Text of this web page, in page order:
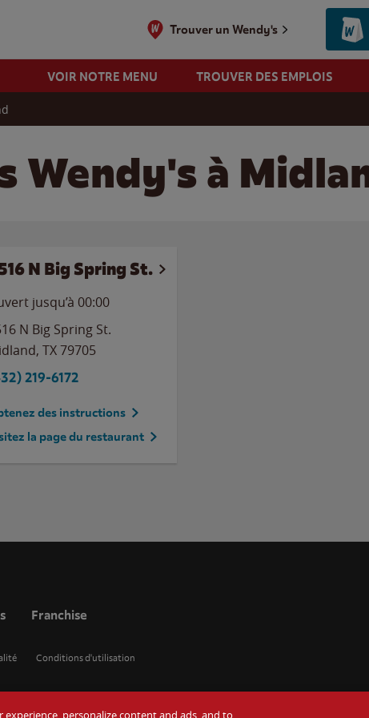
Trouver un Wendy's
VOIR NOTRE MENU TROUVER DES EMPLOIS
Wendy's à
N Big Spring St.
jusqu’à 00:00
N Big Spring St.
, TX79705
219-6172
des instructions
la page du restaurant
Franchise
Conditions d'utilisation
personalize content and ads, and to